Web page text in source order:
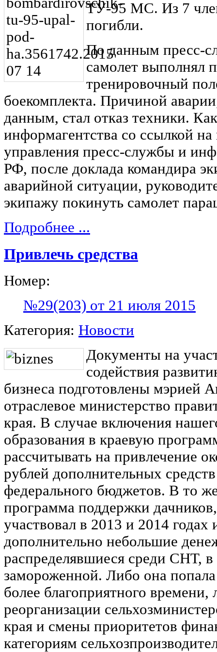
ТУ-95 МС. Из 7
погибли.
По данным пресс-
самолет выполнял
тренировочный
боекомплекта. Причиной
данным, стал отказ техники.
информагентства со ссылкой на
управления пресс-службы и
РФ, после доклада командира
аварийной ситуации,
экипажу покинуть самолет
Подробнее ...
Привлечь средства
Номер:
№29(203) от 21 июля 2015
Категория: Новости
Документы на
содействия
бизнеса подготовлены мэрией
отраслевое министерство
края. В случае включения
образования в краевую
рассчитывать на привлечение
рублей дополнительных
федерального бюджетов. В то
программа поддержки
участвовал в 2013 и 2014 годах
дополнительно небольшие
распределявшиеся среди СНТ, в
замороженной. Либо она
более благоприятного времени,
реорганизации
края и смены приоритетов
категориям